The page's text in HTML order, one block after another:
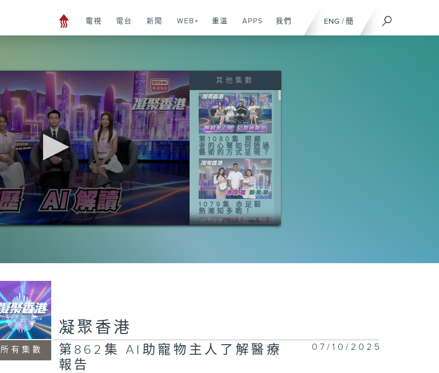
ENG / 簡
電視 電台 新聞 WEB+ 重溫 APPS 我們
其他集數
第1080集 照顧
者的心聲如何透過
藝術的方式呈現？
1079集 赤足鞋
熱潮知多啲！
第1078集 AI水
致食道癌？
所有集數
凝聚香港
第862集 AI助寵物主人了解醫療
報告
07/10/2025